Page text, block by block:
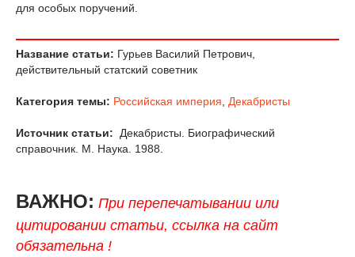
для особых поручений.
Название статьи: Гурьев Василий Петрович,
действительный статский советник
Категория темы: Российская империя, Декабристы
Источник статьи: Декабристы. Биографический
справочник. М. Наука. 1988.
ВАЖНО: При перепечатывании или
цитировании статьи, ссылка на сайт
обязательна !